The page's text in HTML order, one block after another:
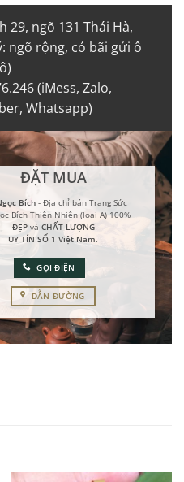
29, ngõ 131 Thái Hà,
ngõ rộng, có bãi gửi ô
(iMess, Zalo,
Whatsapp)
ĐẶT MUA
Bích - Địa chỉ bán Trang Sức
Bích Thiên Nhiên (loại A) 100%
ĐẸPvà CHẤT LƯỢNG
UY TÍN SỐ 1 Việt Nam.
GỌI ĐIỆN
DẪN ĐƯỜNG